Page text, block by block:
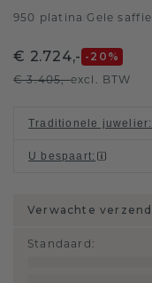
950 platina /Gele
€ 2.724,- -20 %
€ 3.405,-excl. BTW
Traditionele juwelier:
U bespaart:
Verwachte
Standaard :